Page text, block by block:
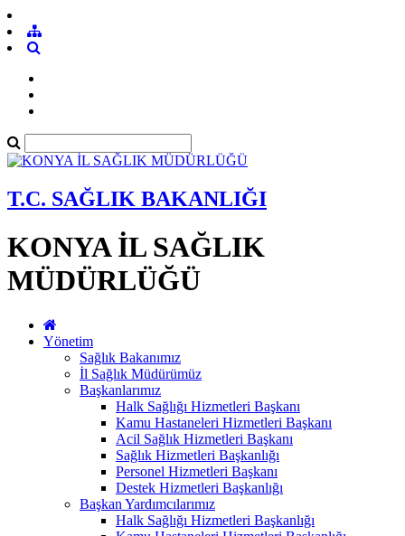
T.C. SAĞLIK BAKANLIĞI
KONYA İL SAĞLIK
MÜDÜRLÜĞÜ
Yönetim
Sağlık Bakanımız
İl Sağlık Müdürümüz
Başkanlarımız
Halk Sağlığı Hizmetleri Başkanı
Kamu Hastaneleri Hizmetleri Başkanı
Acil Sağlık Hizmetleri Başkanı
Sağlık Hizmetleri Başkanlığı
Personel Hizmetleri Başkanı
Destek Hizmetleri Başkanlığı
Başkan Yardımcılarımız
Halk Sağlığı Hizmetleri Başkanlığı